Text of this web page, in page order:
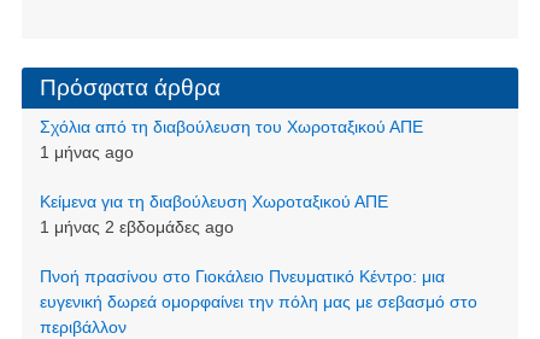
Πρόσφατα άρθρα
Σχόλια από τη διαβούλευση του Χωροταξικού ΑΠΕ
1 μήνας ago
Kείμενα για τη διαβούλευση Χωροταξικού ΑΠΕ
1 μήνας 2 εβδομάδες ago
Πνοή πρασίνου στο Γιοκάλειο Πνευματικό Κέντρο: μια
ευγενική δωρεά ομορφαίνει την πόλη μας με σεβασμό στο
περιβάλλον